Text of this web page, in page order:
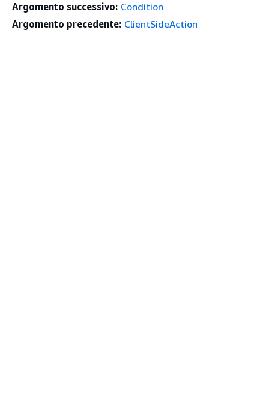
Argomento successivo: Condition
Argomento precedente: ClientSideAction